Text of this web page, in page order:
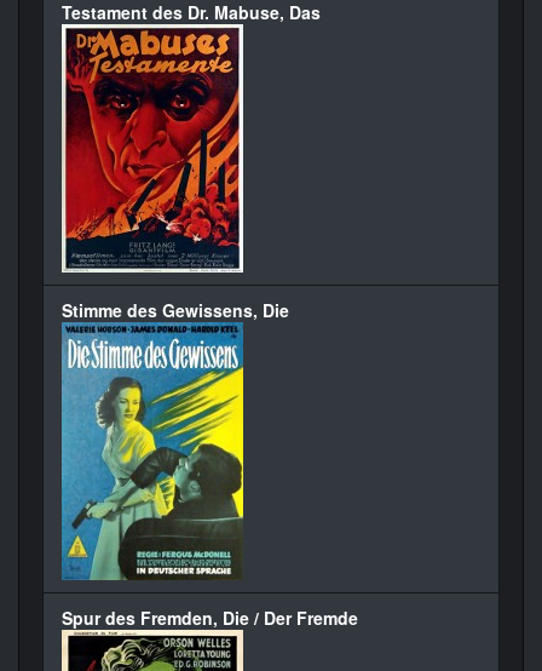
Testament des Dr. Mabuse, Das
Stimme des Gewissens, Die
Spur des Fremden, Die / Der Fremde